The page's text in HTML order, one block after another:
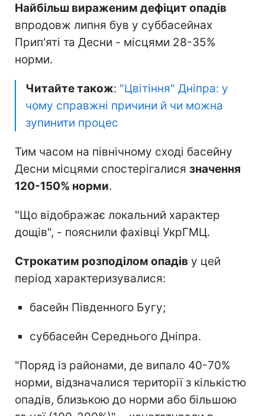
Найбільш вираженим дефіцит опадів
впродовж липня був у суббасейнах
Прип'яті та Десни - місцями 28-35%
норми.
Читайте також: "Цвітіння" Дніпра: у
чому справжні причини й чи можна
зупинити процес
Тим часом на північному сході басейну
Десни місцями спостерігалися значення
120-150% норми.
"Що відображає локальний характер
дощів", - пояснили фахівці УкрГМЦ.
Строкатим розподілом опадів у цей
період характеризувалися:
басейн Південного Бугу;
суббасейн Середнього Дніпра.
"Поряд із районами, де випало 40-70%
норми, відзначалися території з кількістю
опадів, близькою до норми або більшою